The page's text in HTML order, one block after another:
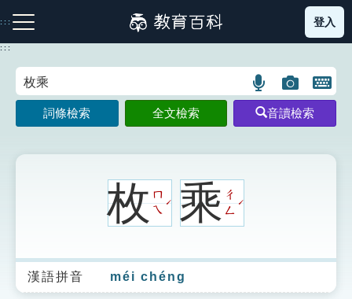
到
主
:::
注音索引圖示 筆畫索引圖示 部首索引表圖示
生字詞彙表
登入
:::
語
言
搜
圖
片
搜
開
鍵
圖
詞條檢索 全文檢索 音讀檢索
枚ㄇ
ㄟ
ˊ 乘ㄔ
ㄥ
ˊ
漢語拼音 méi chéng